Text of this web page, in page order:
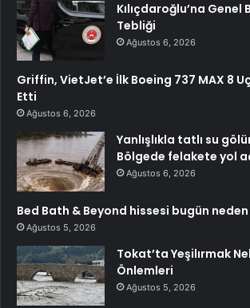
Kılıçdaroğlu’na Genel
Tebliği
Ağustos 6, 2026
Griffin, VietJet’e İlk Boeing 737 MAX 8
Etti
Ağustos 6, 2026
Yanlışlıkla tatlı su
Bölgede felakete yol
Ağustos 6, 2026
Bed Bath & Beyond hissesi bugün
Ağustos 5, 2026
Tokat’ta Yeşilırmak
Önlemleri
Ağustos 5, 2026